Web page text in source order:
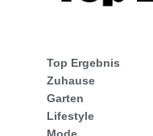
Top Ergebnis
Zuhause
Garten
Lifestyle